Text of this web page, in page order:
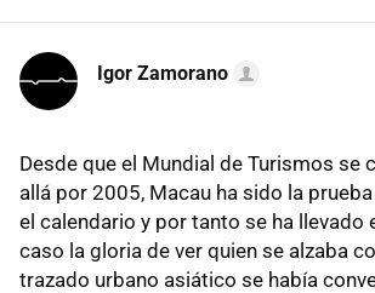
Igor Zamorano
Desde que el Mundial de Turismos se
allá por 2005, Macau ha sido la
el calendario y por tanto se ha llevado
caso la gloria de ver quien se alzaba
trazado urbano asiático se había